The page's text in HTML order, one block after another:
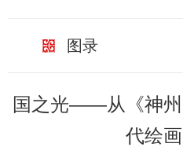
图录
国之光——从《神州
代绘